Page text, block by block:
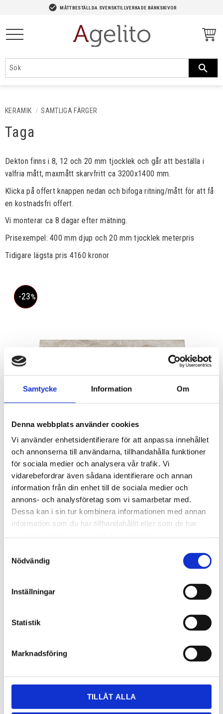
Samtycke Information Om
Denna webbplats använder cookies
Vi använder enhetsidentifierare för att anpassa innehållet
och annonserna till användarna, tillhandahålla funktioner
för sociala medier och analysera vår trafik. Vi
vidarebefordrar även sådana identifierare och annan
information från din enhet till de sociala medier och
annons- och analysföretag som vi samarbetar med.
Dessa kan i sin tur kombinera informationen med annan
information som du har tillhandahållit eller som de har
Nödvändig
Inställningar
Statistik
Marknadsföring
TILLÅT ALLA
check_circle MÅTTBESTÄLLDA SVENSKTILLVERKADE BÄNKSKIVOR
KERAMIK SAMTLIGA FÄRGER
Taga
Dekton finns i 8, 12 och 20 mm tjocklek och går att beställa i
valfria mått, maxmått skarvfritt ca 3200x1400 mm. ​​
Klicka på offert knappen nedan och bifoga ritning/mått för att få
en kostnadsfri offert.
Vi monterar ca 8 dagar efter mätning.
Prisexempel: 400 mm djup och 20 mm tjocklek meterpris
Tidigare lägsta pris 4160 kronor
23%
Ordinarie pris:
4 160,00 KR
Lagerstatus
Lagervara
Artikelnr
dtaga2
cosentino.com/sv-se/dekton/